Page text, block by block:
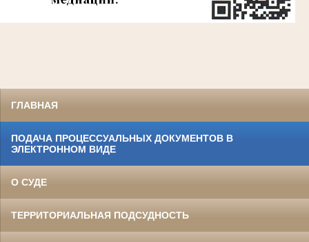
ГЛАВНАЯ
ПОДАЧА ПРОЦЕССУАЛЬНЫХ ДОКУМЕНТОВ В
ЭЛЕКТРОННОМ ВИДЕ
О СУДЕ
ТЕРРИТОРИАЛЬНАЯ ПОДСУДНОСТЬ